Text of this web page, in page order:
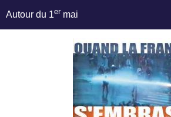
Autour du 1er mai